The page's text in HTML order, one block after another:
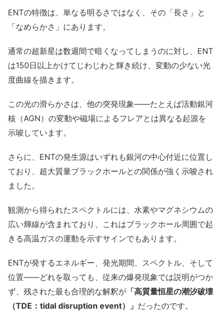
ENTの特徴は、単なる明るさではなく、その「長さ」と
「なめらかさ」にあります。
通常の超新星は数週間で暗くなってしまうのに対し、ENT
は150日以上かけてじわじわと輝き続け、変動の少ない光
度曲線を描きます。
この光の滑らかさは、他の突発現象――たとえば活動銀河
核（AGN）の変動や磁場によるフレアとは異なる起源を
示唆しています。
さらに、ENTの発生源はいずれも銀河の中心付近に位置し
ており、超大質量ブラックホールとの関係が強く示唆され
ました。
観測から得られたスペクトルには、水素やマグネシウムの
広い輝線が含まれており、これはブラックホール周囲で起
きる高温ガスの運動を示すサインでもあります。
ENTが発するエネルギー、発光期間、スペクトル、そして
位置――どれを取っても、従来の爆発現象では説明がつか
ず、残された最も合理的な解釈が 「高質量恒星の潮汐破壊
（TDE：tidal disruption event）」 だったのです。